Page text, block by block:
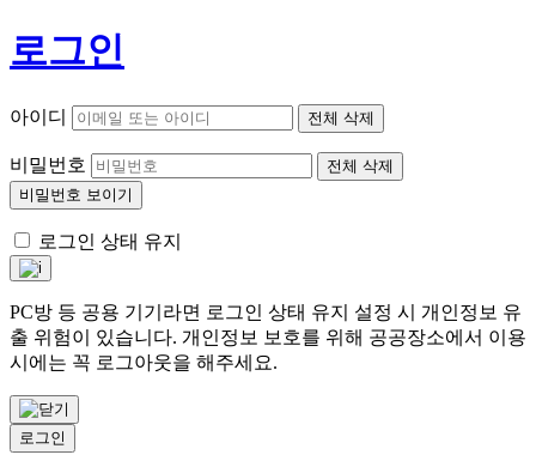
로그인
아이디 전체 삭제
비밀번호
전체 삭제
비밀번호 보이기
로그인 상태 유지
PC방 등 공용 기기라면 로그인 상태 유지 설정 시 개인정보 유
출 위험이 있습니다. 개인정보 보호를 위해 공공장소에서 이용
시에는 꼭 로그아웃을 해주세요.
로그인